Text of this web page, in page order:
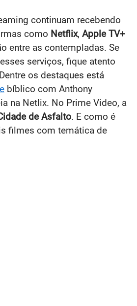
continuam recebendo
como Netflix, Apple TV+
entre as contempladas. Se
serviços, fique atento
os destaques está
bíblico com Anthony
na Netlix. No Prime Video, a
de Asfalto. E como é
filmes com temática de